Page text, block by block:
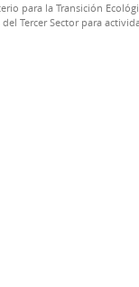
para la Transición
Tercer Sector para